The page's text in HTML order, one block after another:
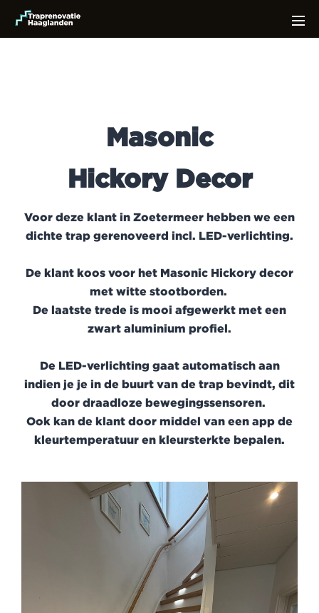
Masonic
Hickory Decor
Voor deze klant in Zoetermeer hebben we een
dichte trap gerenoveerd incl. LED-verlichting.
De klant koos voor het Masonic Hickory decor
met witte stootborden.
De laatste trede is mooi afgewerkt met een
zwart aluminium profiel.
De LED-verlichting gaat automatisch aan
indien je je in de buurt van de trap bevindt, dit
door draadloze bewegingssensoren.
Ook kan de klant door middel van een app de
kleurtemperatuur en kleursterkte bepalen.